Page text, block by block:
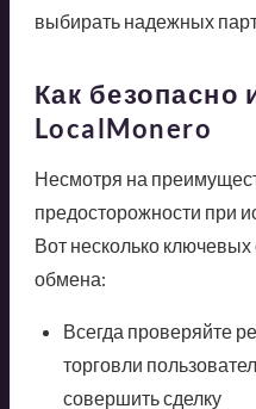
выбирать надежных
Как безопасно
LocalMonero
Несмотря на
предосторожности при
Вот несколько
обмена:
Всегда проверяйте
торговли
совершить сделку